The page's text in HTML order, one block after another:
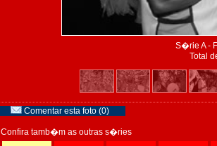
S�rie A -
Total
Comentar esta foto (0)
Confira tamb�m as outras s�ries